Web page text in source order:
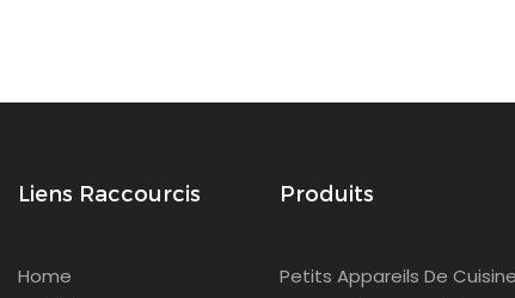
Liens Raccourcis
Home
Produits
Petits Appareils De Cuisine